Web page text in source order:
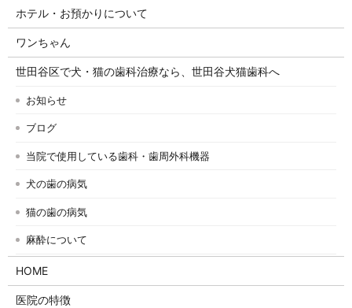
ホテル・お預かりについて
ワンちゃん
世田谷区で犬・猫の歯科治療なら、世田谷犬猫歯科へ
お知らせ
ブログ
当院で使用している歯科・歯周外科機器
犬の歯の病気
猫の歯の病気
麻酔について
HOME
医院の特徴